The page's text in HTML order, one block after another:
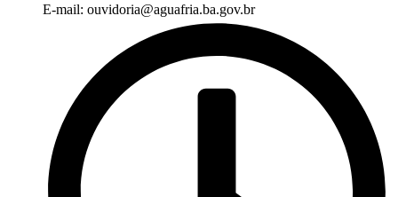
E-mail: ouvidoria@aguafria.ba.gov.br